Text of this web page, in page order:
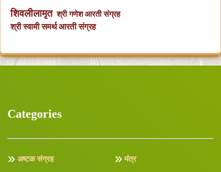
शिवलीलामृत श्री गणेश आरती संग्रह
श्री स्वामी समर्थ आरती संग्रह
Categories
अष्टक संग्रह मंत्र